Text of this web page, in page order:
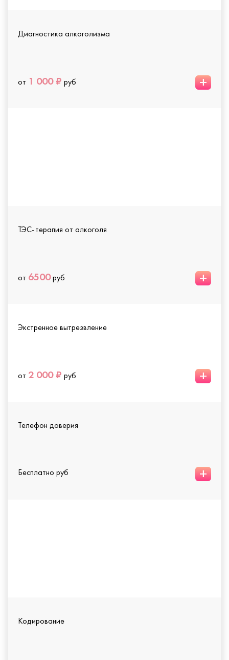
Диагностика алкоголизма
от 1 000 ₽ руб +
ТЭС-терапия от алкоголя
от 6500руб +
Экстренное вытрезвление
от 2 000 ₽ руб +
Телефон доверия
Бесплатно руб +
Кодирование